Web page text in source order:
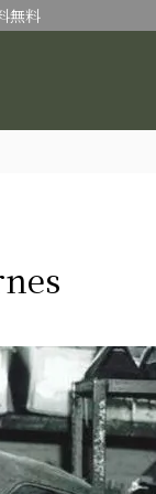
無料